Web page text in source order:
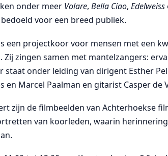
onder meer Volare,Bella Ciao,Edelweiss
voor een breed publiek.
een projectkoor voor mensen met een
Zij zingen samen met mantelzangers:
staat onder leiding van dirigent Esther
en Marcel Paalman en gitarist Casper de
zijn de filmbeelden van Achterhoekse
van koorleden, waarin